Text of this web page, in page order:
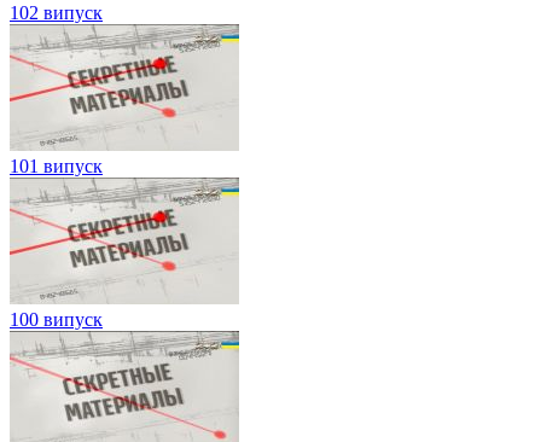
102 випуск
101 випуск
100 випуск